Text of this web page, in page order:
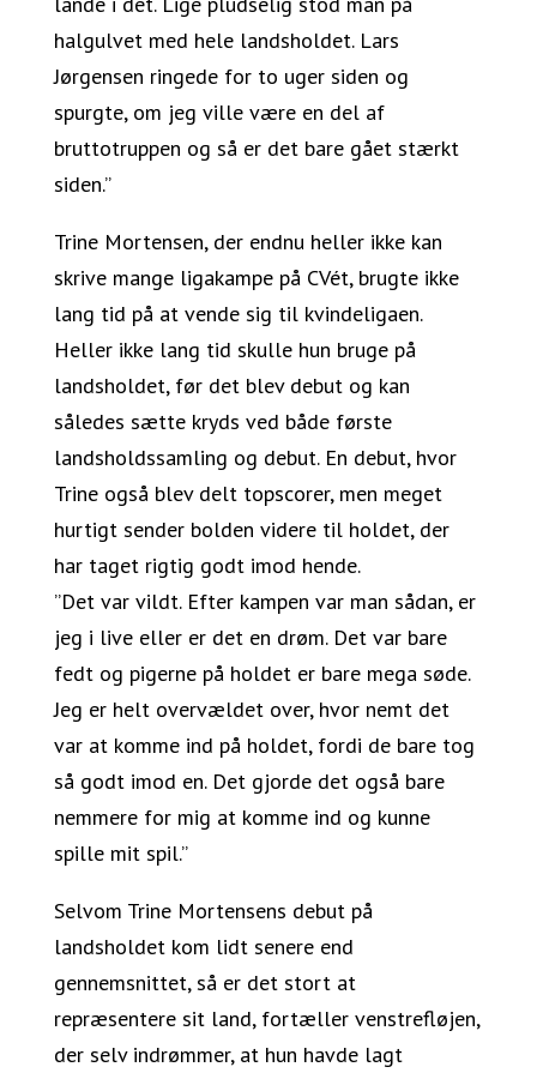
halgulvet med hele landsholdet. Lars
Jørgensen ringede for to uger siden og
spurgte, om jeg ville være en del af
bruttotruppen og så er det bare gået stærkt
siden.”
Trine Mortensen, der endnu heller ikke kan
skrive mange ligakampe på CVét, brugte ikke
lang tid på at vende sig til kvindeligaen.
Heller ikke lang tid skulle hun bruge på
landsholdet, før det blev debut og kan
således sætte kryds ved både første
landsholdssamling og debut. En debut, hvor
Trine også blev delt topscorer, men meget
hurtigt sender bolden videre til holdet, der
har taget rigtig godt imod hende.
”Det var vildt. Efter kampen var man sådan, er
jeg i live eller er det en drøm. Det var bare
fedt og pigerne på holdet er bare mega søde.
Jeg er helt overvældet over, hvor nemt det
var at komme ind på holdet, fordi de bare tog
så godt imod en. Det gjorde det også bare
nemmere for mig at komme ind og kunne
spille mit spil.”
Selvom Trine Mortensens debut på
landsholdet kom lidt senere end
gennemsnittet, så er det stort at
repræsentere sit land, fortæller venstrefløjen,
der selv indrømmer, at hun havde lagt